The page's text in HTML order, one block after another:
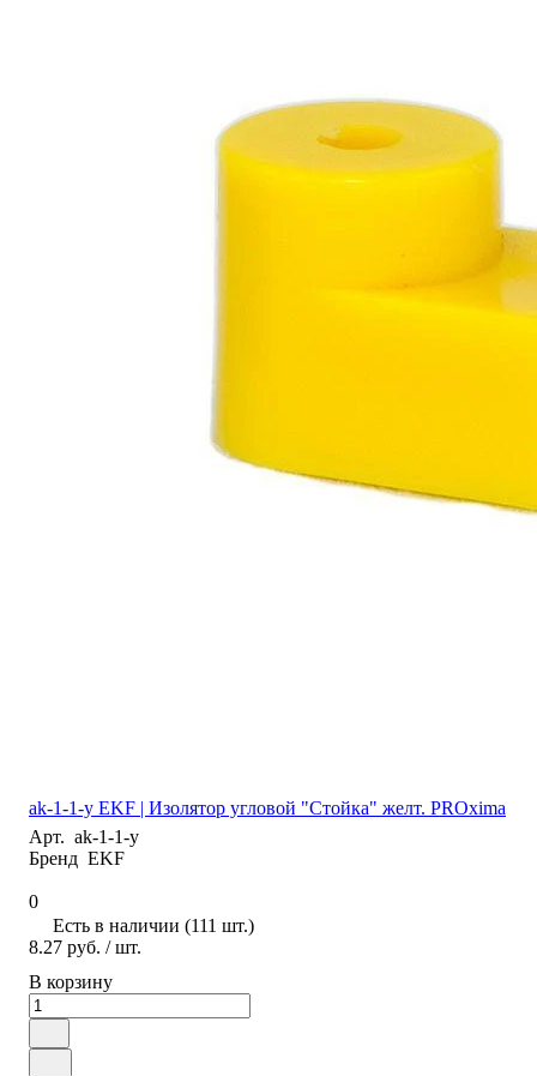
ak-1-1-y EKF | Изолятор угловой "Стойка" желт. PROxima
Арт. ak-1-1-y
Бренд EKF
0
Есть в наличии (111 шт.)
8.27 руб. / шт.
В корзину